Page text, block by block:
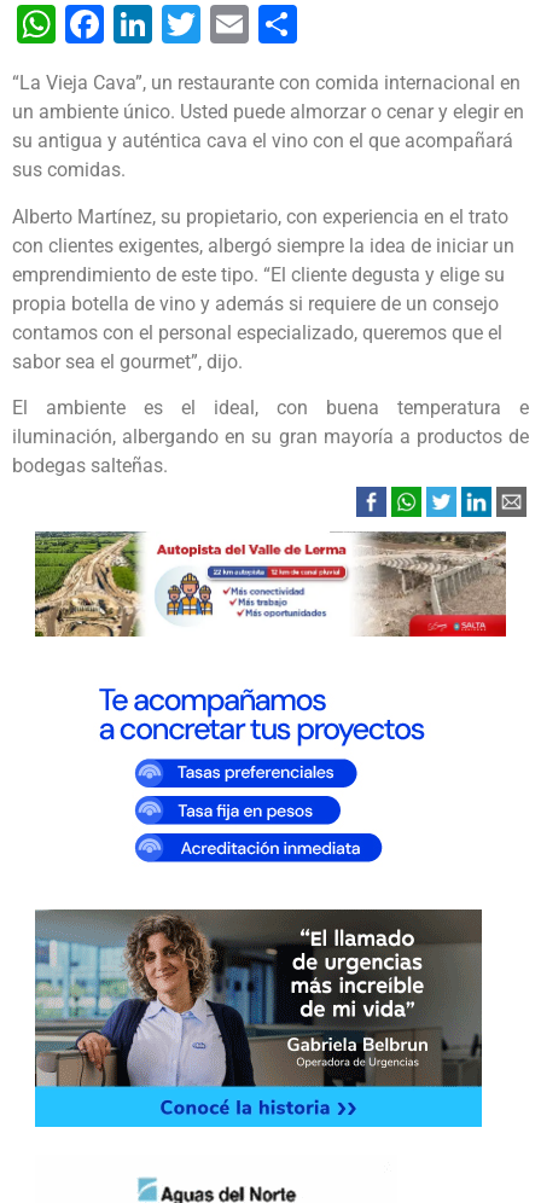
WhatsApp
Facebook
LinkedIn
Twitter
Email
“La Vieja Cava”, un restaurante con comida internacional en
un ambiente único. Usted puede almorzar o cenar y elegir en
su antigua y auténtica cava el vino con el que acompañará
sus comidas.
Alberto Martínez, su propietario, con experiencia en el trato
con clientes exigentes, albergó siempre la idea de iniciar un
emprendimiento de este tipo. “El cliente degusta y elige su
propia botella de vino y además si requiere de un consejo
contamos con el personal especializado, queremos que el
sabor sea el gourmet”, dijo.
El ambiente es el ideal, con buena temperatura e
iluminación, albergando en su gran mayoría a productos de
bodegas salteñas.